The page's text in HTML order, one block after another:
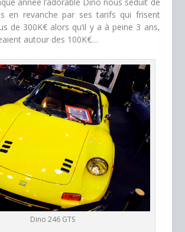
année l’adorable Dino nous séduit de
en revanche par ses tarifs qui frisent
de 300K€ alors qu’il y a à peine 3 ans,
autour des 100K€…
Dino 246 GTS